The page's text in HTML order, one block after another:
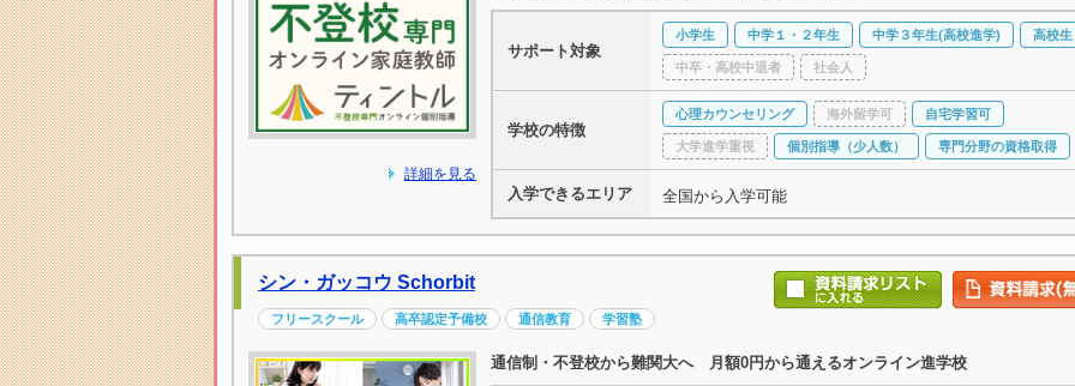
詳細を見る
サポート対象
小学生 中学１・２年生 中学３年生(高校進学) 高校生
中卒・高校中退者 社会人
学校の特徴
心理カウンセリング 海外留学可 自宅学習可
大学進学重視 個別指導（少人数） 専門分野の資格取得
入学できるエリア 全国から入学可能
シン・ガッコウ Schorbit
フリースクール 高卒認定予備校 通信教育 学習塾
通信制・不登校から難関大へ 月額0円から通えるオンライン進学校